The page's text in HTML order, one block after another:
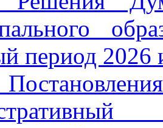
период 2026